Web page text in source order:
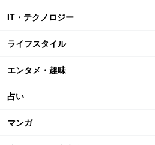
IT・テクノロジー
ライフスタイル
エンタメ・趣味
占い
マンガ